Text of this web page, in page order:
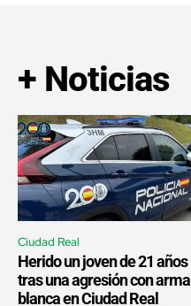
+ Noticias
Ciudad Real
Herido un joven de 21 años
tras una agresión con arma
blanca en Ciudad Real